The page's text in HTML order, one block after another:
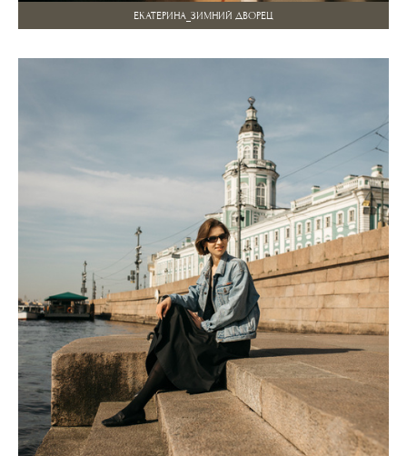
ЕКАТЕРИНА_ЗИМНИЙ ДВОРЕЦ